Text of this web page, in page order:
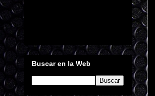
Buscar en la Web